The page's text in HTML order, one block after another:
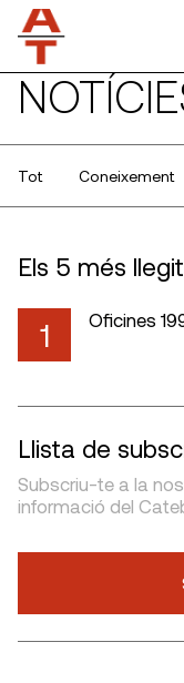
Tot Coneixement
Els 5 més
1 Oficines
Llista de
Subscriu-te a la
informació del